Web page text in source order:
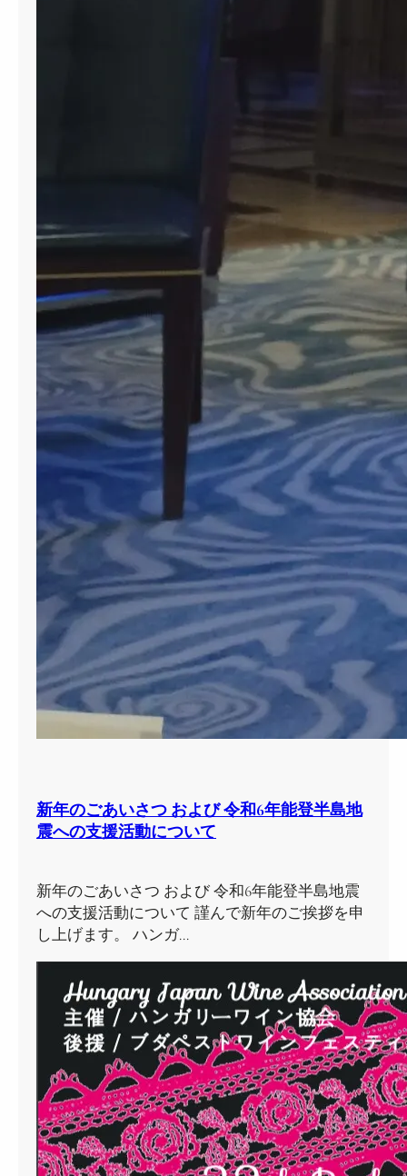
新年のごあいさつ および 令和6年能登半島地
震への支援活動について
新年のごあいさつ および 令和6年能登半島地震
への支援活動について 謹んで新年のご挨拶を申
し上げます。 ハンガ…